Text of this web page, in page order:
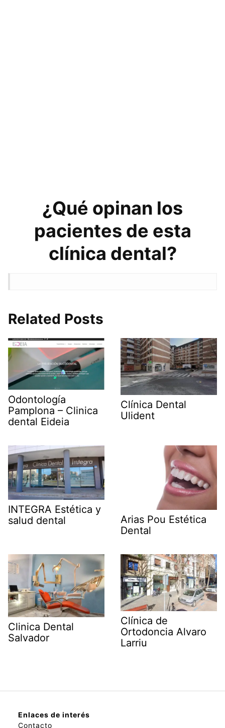
¿Qué opinan los
pacientes de esta
clínica dental?
Related Posts
Odontología
Pamplona – Clinica
dental Eideia
Clínica Dental
Ulident
INTEGRA Estética y
salud dental
Arias Pou Estética
Dental
Clinica Dental
Salvador
Clínica de
Ortodoncia Alvaro
Larriu
Enlaces de interés
Contacto